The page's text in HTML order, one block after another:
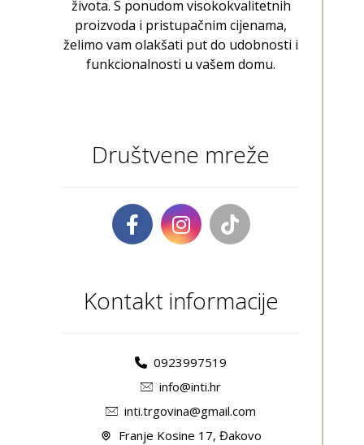
života. S ponudom visokokvalitetnih
proizvoda i pristupačnim cijenama,
želimo vam olakšati put do udobnosti i
funkcionalnosti u vašem domu.
Društvene mreže
Kontakt informacije
0923997519
info@inti.hr
inti.trgovina@gmail.com
Franje Kosine 17, Đakovo